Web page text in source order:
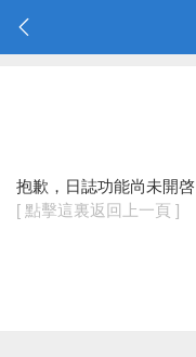
抱歉，日誌功能尚未開啓
[ 點擊這裏返回上一頁 ]